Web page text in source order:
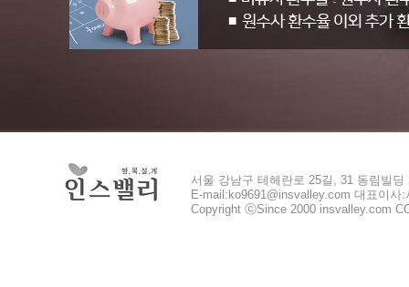
서울 강남구 테헤란로 25길, 31 동림빌
E-mail:ko9691@insvalley.com 대표이사:
Copyright ⓒSince 2000 insvalley.com